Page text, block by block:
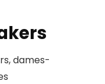
dames-